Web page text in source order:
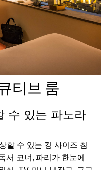
티브 룸
수 있는 파노라
할 수 있는 킹 사이즈 침
서 코너, 파리가 한눈에
금 토
6 7
8
13 14 15
20 21 22
27 28 29